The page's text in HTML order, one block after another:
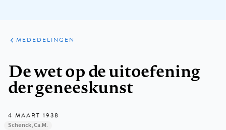
ARTIKELEN
VARIA
MEDEDELINGEN
De wet op de uitoefening
der geneeskunst
4 MAART 1938
Schenck, Ca.M.